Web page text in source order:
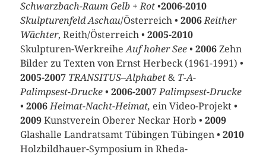
Schwarzbach-Raum Gelb + Rot •2006-2010
Skulpturenfeld Aschau/Österreich • 2006Reither
Wächter, Reith/Österreich • 2005-2010
Skulpturen-WerkreiheAuf hoher See• 2006 Zehn
Bilder zu Texten von Ernst Herbeck (1961-1991) •
2005-2007 TRANSITUS–Alphabet& T-A-
Palimpsest-Drucke• 2006-2007 Palimpsest-Drucke
• 2006Heimat-Nacht-Heimat, ein Video-Projekt •
2009 Kunstverein Oberer Neckar Horb • 2009
Glashalle Landratsamt Tübingen Tübingen • 2010
Holzbildhauer-Symposium in Rheda-